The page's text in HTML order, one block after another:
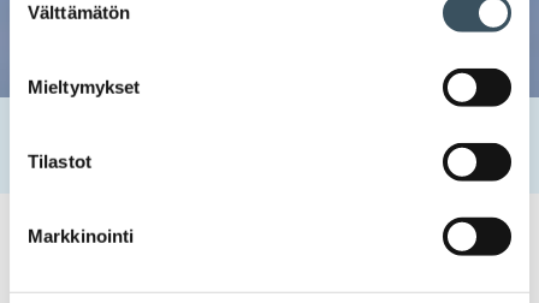
valinta
Välttämätön
Mieltymykset
Tilastot
Markkinointi
Kuluttajien luottamus kipusi hieman tammikuussa